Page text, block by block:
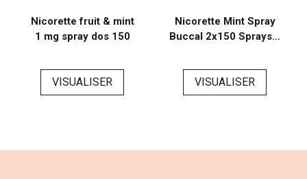
Nicorette fruit & mint
1 mg spray dos 150
VISUALISER
Nicorette Mint Spray
Buccal 2x150 Sprays...
VISUALISER